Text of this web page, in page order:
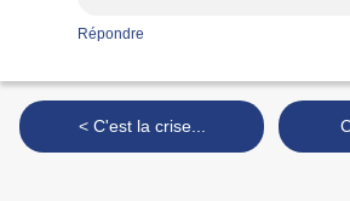
Répondre
< C'est la crise...